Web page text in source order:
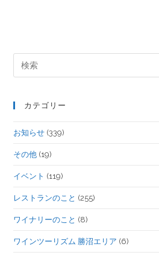
カテゴリー
お知らせ (339)
その他 (19)
イベント (119)
レストランのこと (255)
ワイナリーのこと (8)
ワインツーリズム 勝沼エリア (6)